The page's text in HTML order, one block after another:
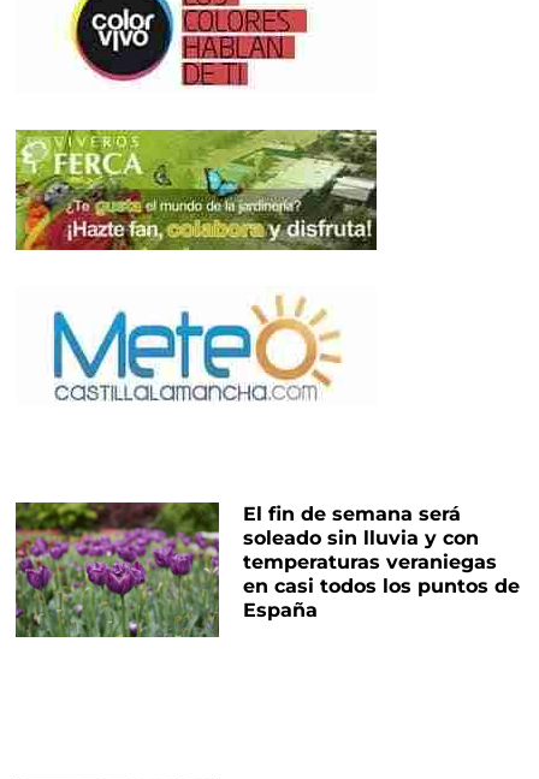
El fin de semana será
soleado sin lluvia y con
temperaturas veraniegas
en casi todos los puntos de
España